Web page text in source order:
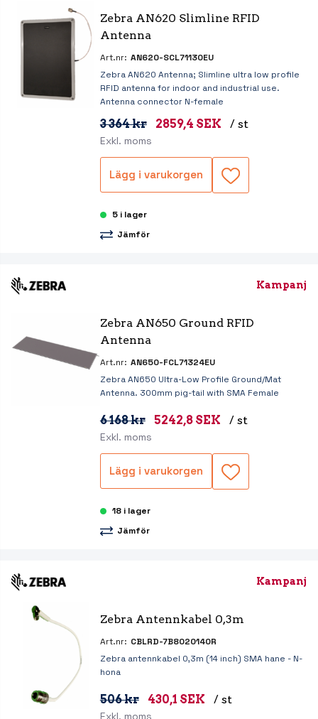
Zebra AN620 Slimline RFID
Antenna
Art.nr: AN620-SCL71130EU
Zebra AN620 Antenna; Slimline ultra low profile
RFID antenna for indoor and industrial use.
Antenna connector N-female
3 364 kr 2859,4 SEK / st
Exkl. moms
Lägg i varukorgen
5 i lager
Jämför
Kampanj
Zebra AN650 Ground RFID
Antenna
Art.nr: AN650-FCL71324EU
Zebra AN650 Ultra-Low Profile Ground/Mat
Antenna. 300mm pig-tail with SMA Female
6 168 kr 5242,8 SEK / st
Exkl. moms
Lägg i varukorgen
18 i lager
Jämför
Kampanj
Zebra Antennkabel 0,3m
Art.nr: CBLRD-7B8020140R
Zebra antennkabel 0,3m (14 inch) SMA hane - N-
hona
506 kr 430,1 SEK / st
Exkl. moms